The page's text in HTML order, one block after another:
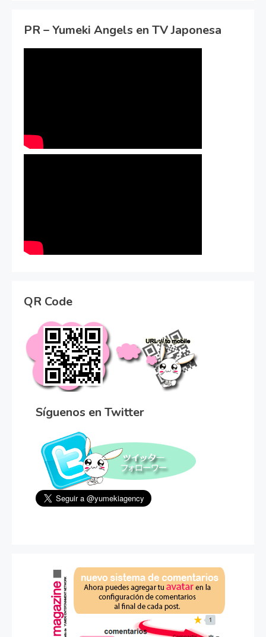
PR – Yumeki Angels en TV Japonesa
QR Code
Síguenos en Twitter